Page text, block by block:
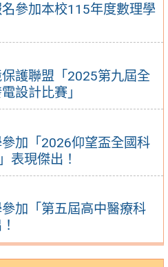
名參加本校115年度數理學
保護聯盟「2025第九屆全
設計比賽」
參加「2026仰望盃全國科
表現傑出！
參加「第五屆高中醫療科